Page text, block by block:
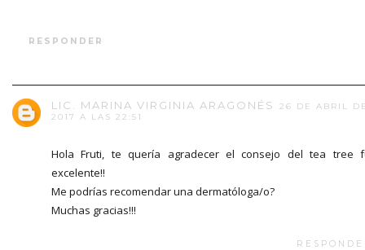
RESPONDER
LIC. MARINA VIRGINIA ARAGONÉS
26 DE ABRIL
2017 A LAS 22:51
Hola Fruti, te quería agradecer el consejo del tea tree
excelente!!
Me podrías recomendar una dermatóloga/o?
Muchas gracias!!!